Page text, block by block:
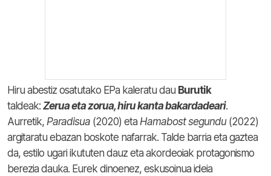
Hiru abestiz osatutako EPa kaleratu dau Burutik
taldeak: Zerua eta zorua, hiru kanta bakardadeari.
Aurretik, Paradisua (2020) eta Hamabost segundu(2022)
argitaratu ebazan boskote nafarrak. Talde barria eta gaztea
da, estilo ugari ikututen dauz eta akordeoiak protagonismo
berezia dauka. Eurek dinoenez, eskusoinua ideia